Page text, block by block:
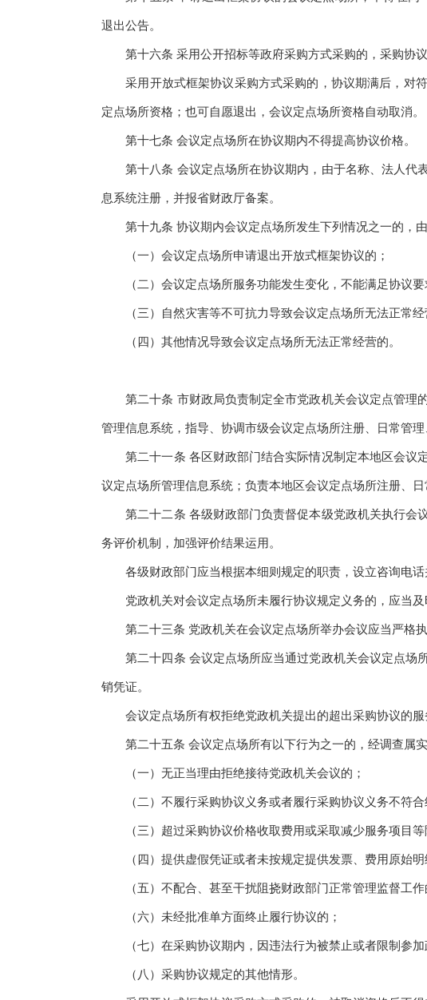
退出公告。
第十六条 采用公开招标等政府采购方式采购的，采购协议
采用开放式框架协议采购方式采购的，协议期满后，对符
定点场所资格；也可自愿退出，会议定点场所资格自动取消。
第十七条 会议定点场所在协议期内不得提高协议价格。
第十八条 会议定点场所在协议期内，由于名称、法人代
息系统注册，并报省财政厅备案。
第十九条 协议期内会议定点场所发生下列情况之一的，由
（一）会议定点场所申请退出开放式框架协议的；
（二）会议定点场所服务功能发生变化，不能满足协议要
（三）自然灾害等不可抗力导致会议定点场所无法正常经
（四）其他情况导致会议定点场所无法正常经营的。
第二十条 市财政局负责制定全市党政机关会议定点管理
管理信息系统，指导、协调市级会议定点场所注册、日常管
第二十一条 各区财政部门结合实际情况制定本地区会议
议定点场所管理信息系统；负责本地区会议定点场所注册、
第二十二条 各级财政部门负责督促本级党政机关执行会
务评价机制，加强评价结果运用。
各级财政部门应当根据本细则规定的职责，设立咨询电话
党政机关对会议定点场所未履行协议规定义务的，应当及
第二十三条 党政机关在会议定点场所举办会议应当严格执
第二十四条 会议定点场所应当通过党政机关会议定点场
销凭证。
会议定点场所有权拒绝党政机关提出的超出采购协议的服
第二十五条 会议定点场所有以下行为之一的，经调查属实
（一）无正当理由拒绝接待党政机关会议的；
（二）不履行采购协议义务或者履行采购协议义务不符合
（三）超过采购协议价格收取费用或采取减少服务项目等
（四）提供虚假凭证或者未按规定提供发票、费用原始明
（五）不配合、甚至干扰阻挠财政部门正常管理监督工作
（六）未经批准单方面终止履行协议的；
（七）在采购协议期内，因违法行为被禁止或者限制参加
（八）采购协议规定的其他情形。